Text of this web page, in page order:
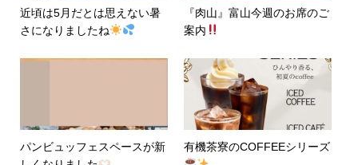
近頃は5月だとは思えない暑
さになりましたね
『肉山』富山今週のお席のご
案内
パンビュッフェスペースが新
有機茶寮のCOFFEEシリーズ